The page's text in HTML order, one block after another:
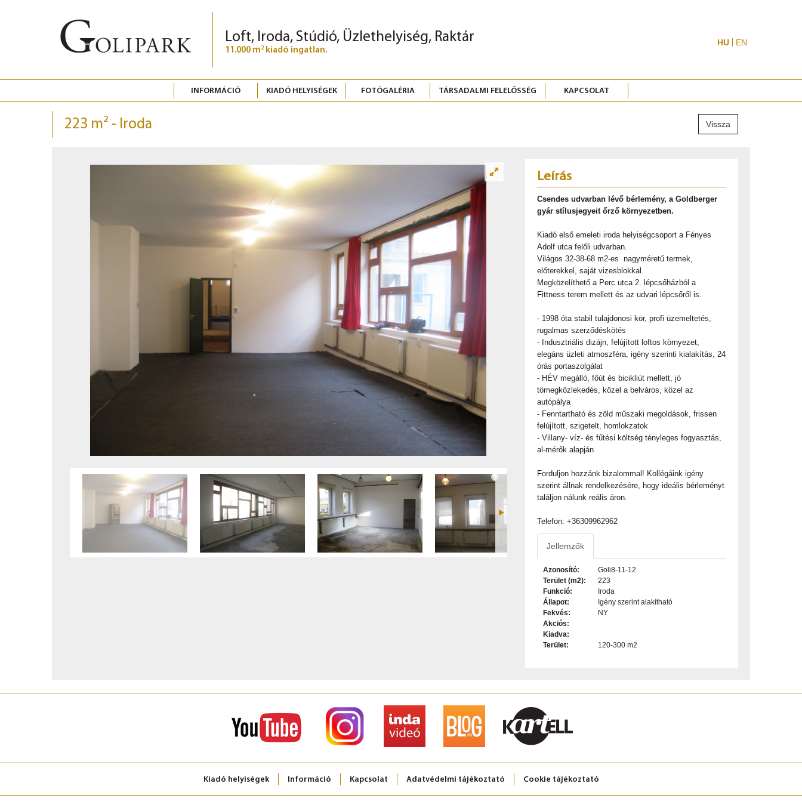
Loft, Iroda, Stúdió, Üzlethelyiség, Raktár
11.000 m 2 kiadó ingatlan.
HU EN
INFORMÁCIÓ KIADÓ HELYISÉGEK FOTÓGALÉRIA TÁRSADALMI FELELŐSSÉG KAPCSOLAT
223 m² - Iroda Vissza
Leírás
Csendes udvarban lévő bérlemény, a Goldberger
gyár stílusjegyeit őrző környezetben.
Kiadó első emeleti iroda helyiségcsoport a Fényes
Adolf utca felőli udvarban.
Világos 32-38-68 m2-es nagyméretű termek,
előterekkel, saját vizesblokkal.
Megközelíthető a Perc utca 2. lépcsőházból a
Fittness terem mellett és az udvari lépcsőről is.
- 1998 óta stabil tulajdonosi kör, profi üzemeltetés,
rugalmas szerződéskötés
- Indusztriális dizájn, felújított loftos környezet,
elegáns üzleti atmoszféra, igény szerinti kialakítás, 24
órás portaszolgálat
- HÉV megálló, főút és bicikliút mellett, jó
tömegközlekedés, közel a belváros, közel az
autópálya
- Fenntartható és zöld műszaki megoldások, frissen
felújított, szigetelt, homlokzatok
- Villany- víz- és fűtési költség tényleges fogyasztás,
al-mérők alapján
Forduljon hozzánk bizalommal! Kollégáink igény
szerint állnak rendelkezésére, hogy ideális bérleményt
találjon nálunk reális áron.
Telefon: +36309962962
Jellemzők
Azonosító:
Goli8-11-12
Terület (m2):
223
Funkció:
Iroda
Állapot:
Igény szerint alakítható
Fekvés:
NY
Akciós:
Kiadva:
Terület:
120-300 m2
Kiadó helyiségek Információ Kapcsolat Adatvédelmi tájékoztató Cookie tájékoztató